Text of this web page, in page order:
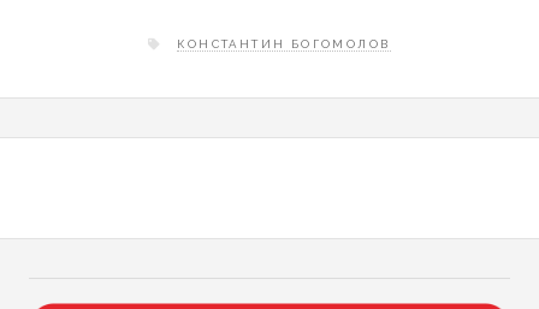
КОНСТАНТИН БОГОМОЛОВ